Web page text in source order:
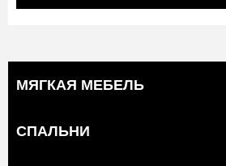
МЯГКАЯ МЕБЕЛЬ
СПАЛЬНИ